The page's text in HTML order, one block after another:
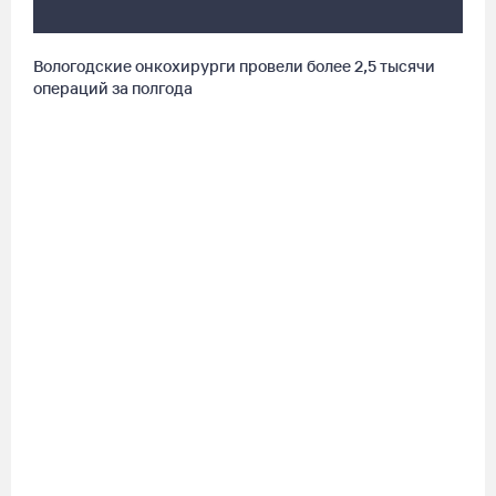
07.08.26 / 10:56
В Вологде иномарка сбила 12-летнего велосипедиста
Вологодские онкохирурги провели более 2,5 тыcячи
операций за полгода